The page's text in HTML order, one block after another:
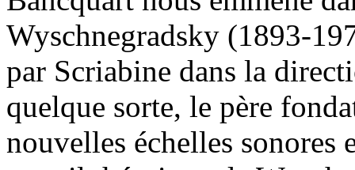
Wyschnegradsky (1893-
par Scriabine dans la
quelque sorte, le père
nouvelles échelles sonores